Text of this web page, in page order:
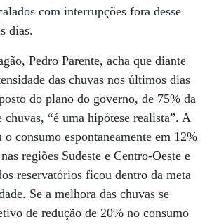
com interrupções fora desse
dias.
Pedro Parente, acha que diante
das chuvas nos últimos dias
do plano do governo, de 75% da
“é uma hipótese realista”. A
consumo espontaneamente em 12%
regiões Sudeste e Centro-Oeste e
reservatórios ficou dentro da meta
Se a melhora das chuvas se
de redução de 20% no consumo